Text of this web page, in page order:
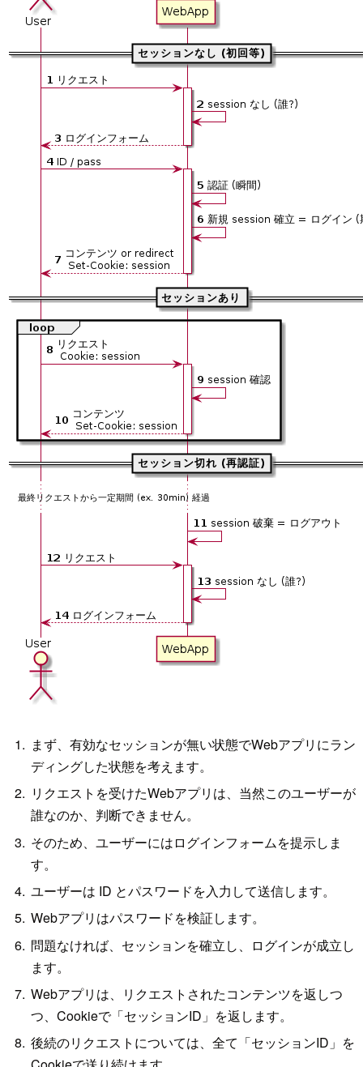
まず、有効なセッションが無い状態でWebアプリにラン
ディングした状態を考えます。
リクエストを受けたWebアプリは、当然このユーザーが
誰なのか、判断できません。
そのため、ユーザーにはログインフォームを提示しま
す。
ユーザーは ID とパスワードを入力して送信します。
Webアプリはパスワードを検証します。
問題なければ、セッションを確立し、ログインが成立し
ます。
Webアプリは、リクエストされたコンテンツを返しつ
つ、Cookieで「セッションID」を返します。
後続のリクエストについては、全て「セッションID」を